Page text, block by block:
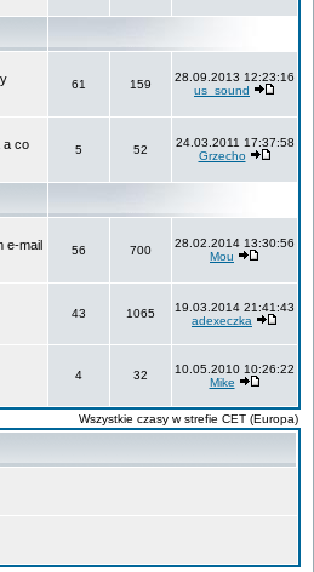
61 159
28.09.2013 12:23:16
us_sound
a co
5 52
24.03.2011 17:37:58
Grzecho
e-mail
56 700
28.02.2014 13:30:56
Mou
43 1065
19.03.2014 21:41:43
adexeczka
4 32
10.05.2010 10:26:22
Mike
Wszystkie czasy w strefie CET (Europa)